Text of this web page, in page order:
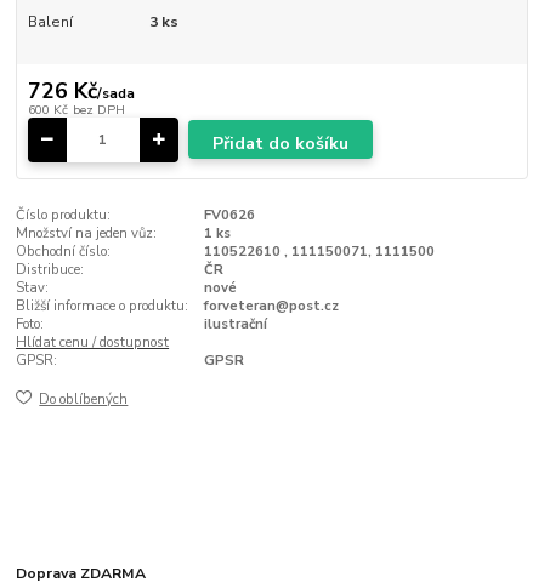
Balení
3 ks
726 Kč/sada
600 Kč bez DPH
Přidat do košíku
Číslo produktu:
FV0626
Množství na jeden vůz:
1 ks
Obchodní číslo:
110522610 , 111150071, 1111500
Distribuce:
ČR
Stav:
nové
Bližší informace o produktu:
forveteran@post.cz
Foto:
ilustrační
Hlídat cenu / dostupnost
GPSR:
GPSR
Do oblíbených
Doprava ZDARMA